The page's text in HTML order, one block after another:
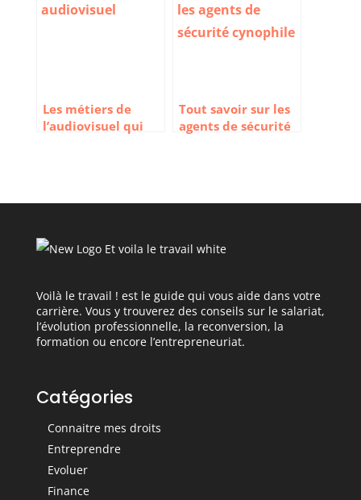
Les métiers de
l’audiovisuel qui
Tout savoir sur les
agents de sécurité
Voilà le travail ! est le guide qui vous aide dans votre
carrière. Vous y trouverez des conseils sur le salariat,
l’évolution professionnelle, la reconversion, la
formation ou encore l’entrepreneuriat.
Catégories
Connaitre mes droits
Entreprendre
Evoluer
Finance